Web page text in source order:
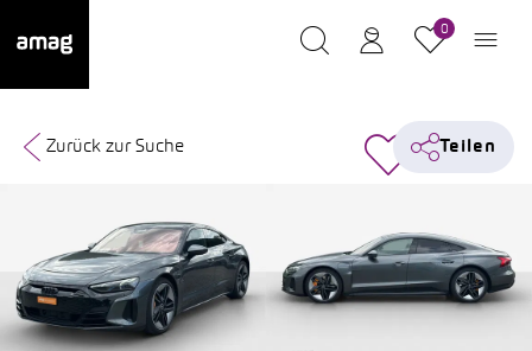
0
Zurück zur Suche Teilen